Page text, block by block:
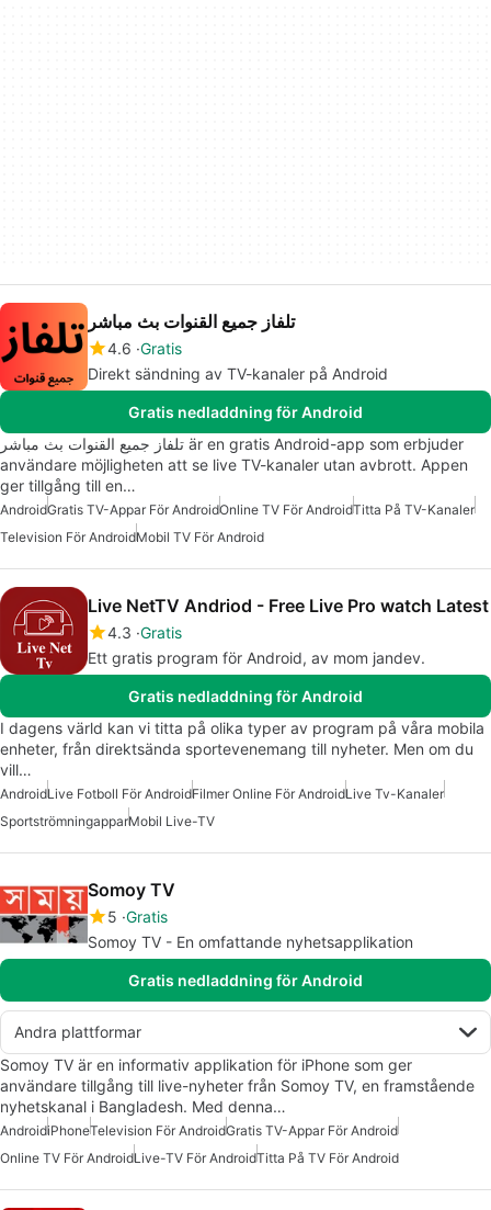
تلفاز جميع القنوات بث مباشر
4.6 Gratis
Direkt sändning av TV-kanaler på Android
Gratis nedladdning för Android
تلفاز جميع القنوات بث مباشر är en gratis Android-app som erbjuder
användare möjligheten att se live TV-kanaler utan avbrott. Appen
ger tillgång till en…
AndroidGratis TV-Appar För AndroidOnline TV För AndroidTitta På TV-Kanaler
Television För AndroidMobil TV För Android
Live NetTV Andriod - Free Live Pro watch Latest
4.3 Gratis
Ett gratis program för Android, av mom jandev.
Gratis nedladdning för Android
I dagens värld kan vi titta på olika typer av program på våra mobila
enheter, från direktsända sportevenemang till nyheter. Men om du
vill…
AndroidLive Fotboll För AndroidFilmer Online För AndroidLive Tv-Kanaler
SportströmningapparMobil Live-TV
Somoy TV
5 Gratis
Somoy TV - En omfattande nyhetsapplikation
Gratis nedladdning för Android
Andra plattformar
Somoy TV är en informativ applikation för iPhone som ger
användare tillgång till live-nyheter från Somoy TV, en framstående
nyhetskanal i Bangladesh. Med denna…
AndroidiPhoneTelevision För AndroidGratis TV-Appar För Android
Online TV För AndroidLive-TV För AndroidTitta På TV För Android